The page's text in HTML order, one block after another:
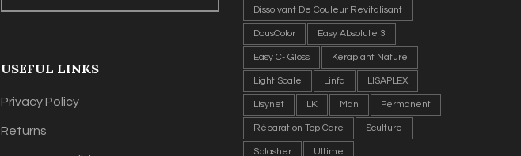
USEFUL LINKS
Privacy Policy
Returns
Dissolvant De Couleur Revitalisant
DousColor Easy Absolute 3
Easy C- Gloss Keraplant Nature
Light Scale Linfa LISAPLEX
Lisynet LK Man Permanent
Réparation Top Care Sculture
Splasher Ultime